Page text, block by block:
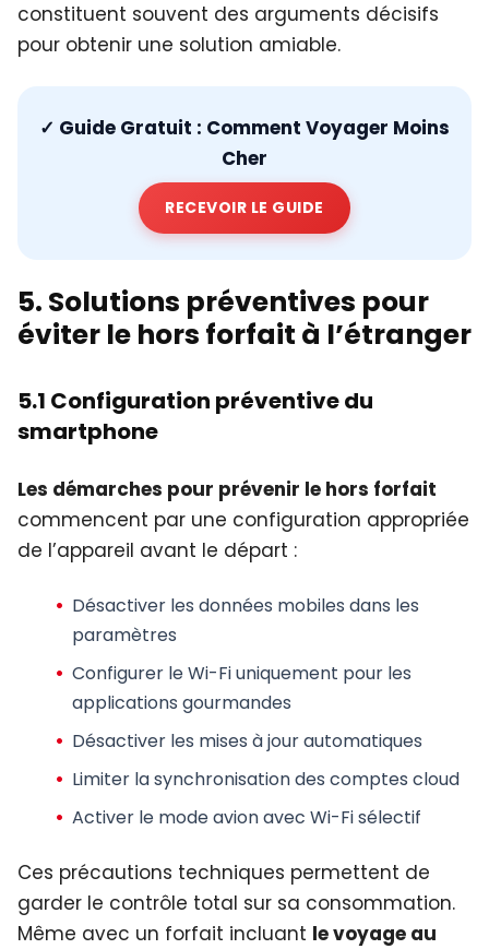
constituent souvent des arguments décisifs
pour obtenir une solution amiable.
✓ Guide Gratuit : Comment Voyager Moins
Cher
RECEVOIR LE GUIDE
5. Solutions préventives pour
éviter le hors forfait à l’étranger
5.1 Configuration préventive du
smartphone
Les démarches pour prévenir le hors forfait
commencent par une configuration appropriée
de l’appareil avant le départ :
Désactiver les données mobiles dans les
paramètres
Configurer leWi-Fi uniquement pour les
applications gourmandes
Désactiver les mises à jour automatiques
Limiter lasynchronisationdes comptes cloud
Activer le mode avionavec Wi-Fi sélectif
Ces précautions techniques permettent de
garder le contrôle total sur sa consommation.
Même avec un forfait incluant le voyage au